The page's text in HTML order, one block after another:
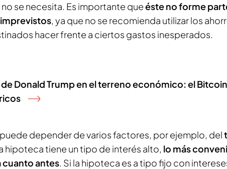
se necesita. Es importante queéste no forme
, ya que no se recomienda utilizar los
hacer frente a ciertos gastos inesperados.
Donald Trump en el terreno económico: el Bitcoin
depender de varios factores, por ejemplo, del
hipoteca tiene un tipo de interés alto, lo más
cuanto antes. Si la hipoteca es a tipo fijo con